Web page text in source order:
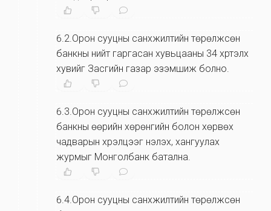
6.2.Орон сууцны санхүүжилтийн төрөлжсөн
банкны нийт гаргасан хувьцааны 34 хүртэлх
хувийг Засгийн газар эзэмшиж болно.
6.3.Орон сууцны санхүүжилтийн төрөлжсөн
банкны өөрийн хөрөнгийн болон хөрвөх
чадварын хүрэлцээг үнэлэх, хангуулах
журмыг Монголбанк батална.
6.4.Орон сууцны санхүүжилтийн төрөлжсөн